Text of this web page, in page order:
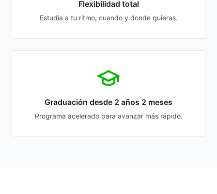
Flexibilidad total
Estudia a tu ritmo, cuando y donde quieras.
Graduación desde 2 años 2 meses
Programa acelerado para avanzar más rápido.